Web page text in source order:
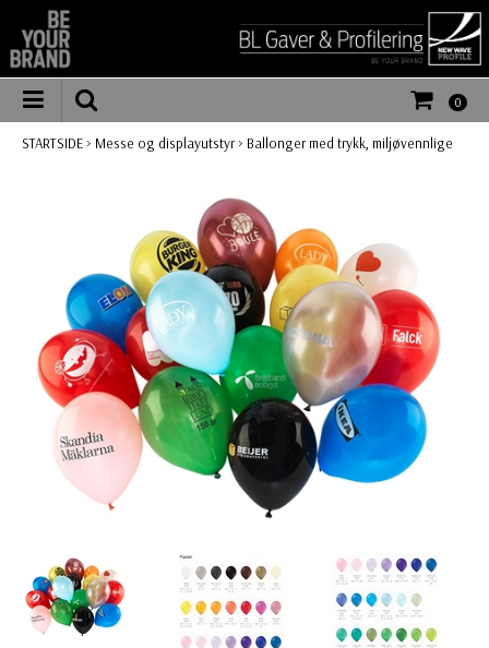
0
STARTSIDE> Messe og displayutstyr> Ballonger med trykk, miljøvennlige